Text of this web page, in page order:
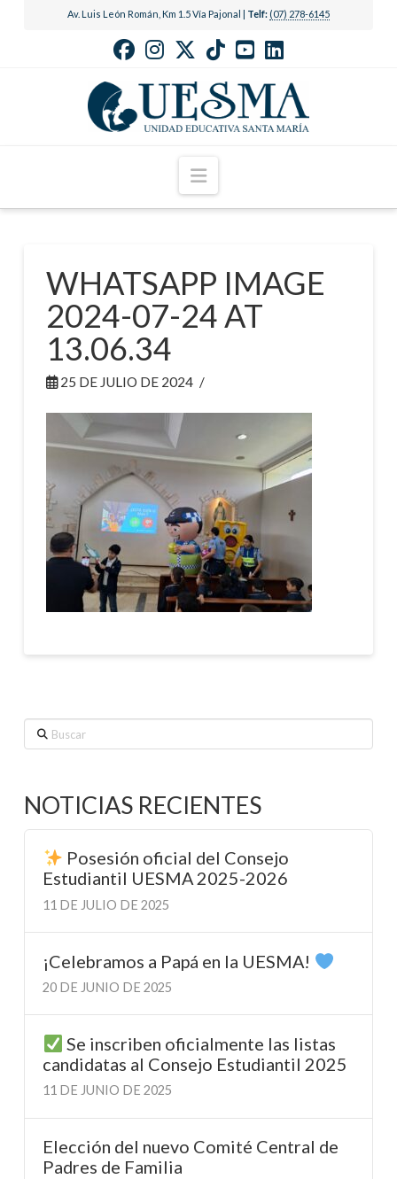
Av. Luis León Román, Km 1.5 Vía Pajonal | Telf: (07) 278-6145
Navigation
WHATSAPP IMAGE
2024-07-24 AT
13.06.34
25 DE JULIO DE 2024
Buscar
NOTICIAS RECIENTES
Posesión oficial del Consejo
Estudiantil UESMA 2025-2026
11 DE JULIO DE 2025
¡Celebramos a Papá en la UESMA!
20 DE JUNIO DE 2025
Se inscriben oficialmente las listas
candidatas al Consejo Estudiantil 2025
11 DE JUNIO DE 2025
Elección del nuevo Comité Central de
Padres de Familia